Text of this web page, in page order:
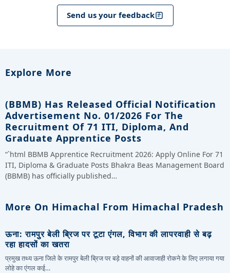
Send us your feedback
Explore More
(BBMB) Has Released Official Notification
Advertisement No. 01/2026 For The
Recruitment Of 71 ITI, Diploma, And
Graduate Apprentice Posts
“`html BBMB Apprentice Recruitment 2026: Apply Online For 71
ITI, Diploma & Graduate Posts Bhakra Beas Management Board
(BBMB) has officially published…
More On Himachal From Himachal Pradesh
ऊना: रामपुर बेली ब्रिज पर टूटा एंगल, विभाग की लापरवाही से बढ़
रहा हादसों का खतरा
प्रमुख तथ्य ऊना जिले के रामपुर बेली ब्रिज पर बड़े वाहनों की आवाजाही रोकने के लिए लगाया गया
लोहे का एंगल कई…